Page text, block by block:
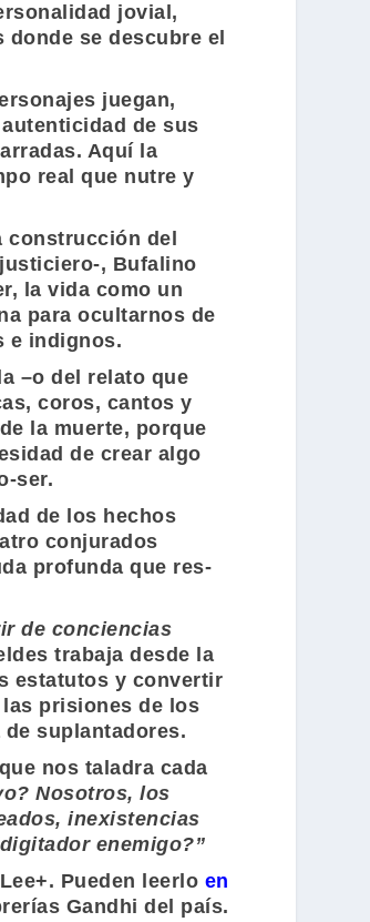
jovial,
se descubre el
juegan,
de sus
Aquí la
real que nutre y
construcción del
, Bufalino
la vida como un
para ocultarnos de
e indignos.
–o del relato que
coros, cantos y
la muerte, porque
de crear algo
ser.
de los hechos
conjurados
profunda que res-
de conciencias
trabaja desde la
estatutos y convertir
prisiones de los
suplantadores.
nos taladra cada
Nosotros, los
inexistencias
enemigo?”
Pueden leerlo en
Gandhi del país.